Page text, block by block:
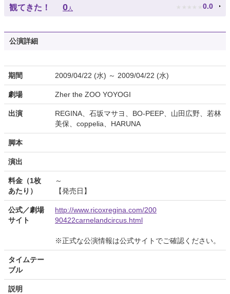
観てきた！ 0人 ★ ★ ★ ★ ★ 0.0
公演詳細
期間 2009/04/22 (水) ～ 2009/04/22 (水)
劇場 Zher the ZOO YOYOGI
出演
REGINA、石坂マサヨ、BO-PEEP、山田広野、若林
美保、coppelia、HARUNA
脚本
演出
料金（1枚
あたり）
～
【発売日】
公式／劇場
サイト
http://www.ricoxregina.com/200
90422carnelandcircus.html
※正式な公演情報は公式サイトでご確認ください。
タイムテー
ブル
説明